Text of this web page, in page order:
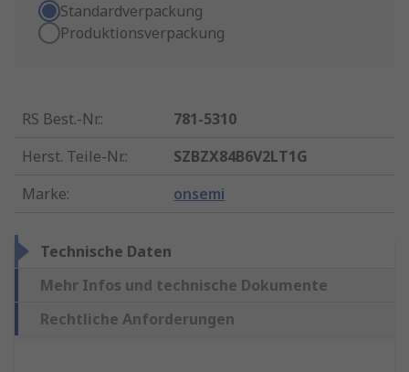
Standardverpackung
Produktionsverpackung
RS Best.-Nr.:
781-5310
Herst. Teile-Nr.:
SZBZX84B6V2LT1G
Marke: onsemi
Technische Daten
Mehr Infos und technische Dokumente
Rechtliche Anforderungen